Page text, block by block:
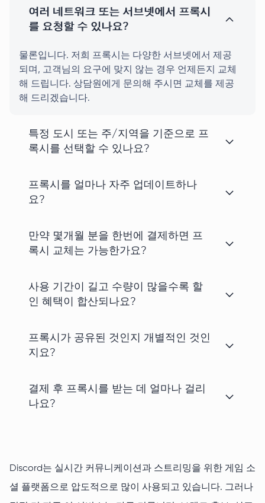
여러 네트워크 또는 서브넷에서 프록시
를 요청할 수 있나요?
물론입니다. 저희 프록시는 다양한 서브넷에서 제공
되며, 고객님의 요구에 맞지 않는 경우 언제든지 교체
해 드립니다. 상담원에게 문의해 주시면 교체를 제공
해 드리겠습니다.
특정 도시 또는 주/지역을 기준으로 프
록시를 선택할 수 있나요?
프록시를 얼마나 자주 업데이트하나
요?
만약 몇개월 분을 한번에 결제하면 프
록시 교체는 가능한가요?
사용 기간이 길고 수량이 많을수록 할
인 혜택이 합산되나요?
프록시가 공유된 것인지 개별적인 것인
지요?
결제 후 프록시를 받는 데 얼마나 걸리
나요?
Discord는 실시간 커뮤니케이션과 스트리밍을 위한 게임 소
셜 플랫폼으로 압도적으로 많이 사용되고 있습니다. 그러나